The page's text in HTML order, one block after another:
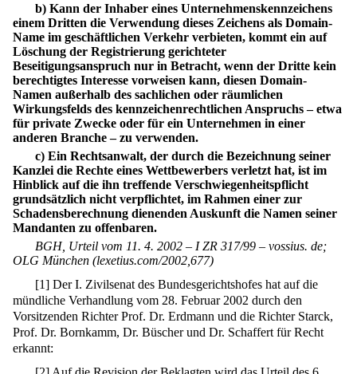
b) Kann der Inhaber eines Unternehmenskennzeichens
einem Dritten die Verwendung dieses Zeichens als Domain-
Name im geschäftlichen Verkehr verbieten, kommt ein auf
Löschung der Registrierung gerichteter
Beseitigungsanspruch nur in Betracht, wenn der Dritte kein
berechtigtes Interesse vorweisen kann, diesen Domain-
Namen außerhalb des sachlichen oder räumlichen
Wirkungsfelds des kennzeichenrechtlichen Anspruchs – etwa
für private Zwecke oder für ein Unternehmen in einer
anderen Branche – zu verwenden.
c) Ein Rechtsanwalt, der durch die Bezeichnung seiner
Kanzlei die Rechte eines Wettbewerbers verletzt hat, ist im
Hinblick auf die ihn treffende Verschwiegenheitspflicht
grundsätzlich nicht verpflichtet, im Rahmen einer zur
Schadensberechnung dienenden Auskunft die Namen seiner
Mandanten zu offenbaren.
BGH, Urteil vom 11. 4. 2002 – I ZR 317/99 – vossius. de;
OLG München (lexetius.com/2002,677)
[1] Der I. Zivilsenat des Bundesgerichtshofes hat auf die
mündliche Verhandlung vom 28. Februar 2002 durch den
Vorsitzenden Richter Prof. Dr. Erdmann und die Richter Starck,
Prof. Dr. Bornkamm, Dr. Büscher und Dr. Schaffert für Recht
erkannt: